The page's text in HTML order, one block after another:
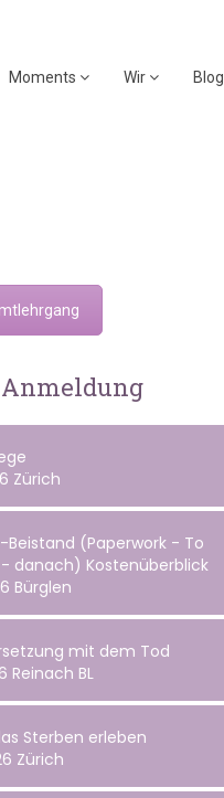
Moments Wir Blog
Zürich
(Paperwork - To
danach) Kostenüberblick
Bürglen
mit dem Tod
Reinach BL
Sterben erleben
Zürich